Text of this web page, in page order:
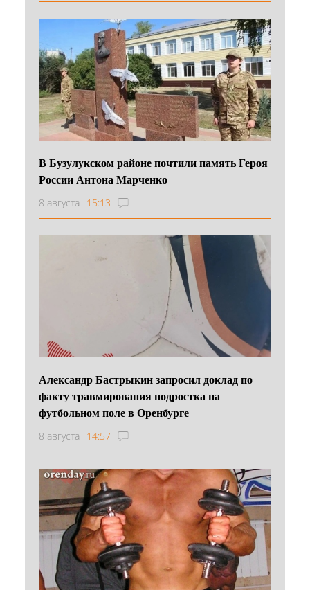
В Бузулукском районе почтили память Героя
России Антона Марченко
8 августа 15:13
Александр Бастрыкин запросил доклад по
факту травмирования подростка на
футбольном поле в Оренбурге
8 августа 14:57